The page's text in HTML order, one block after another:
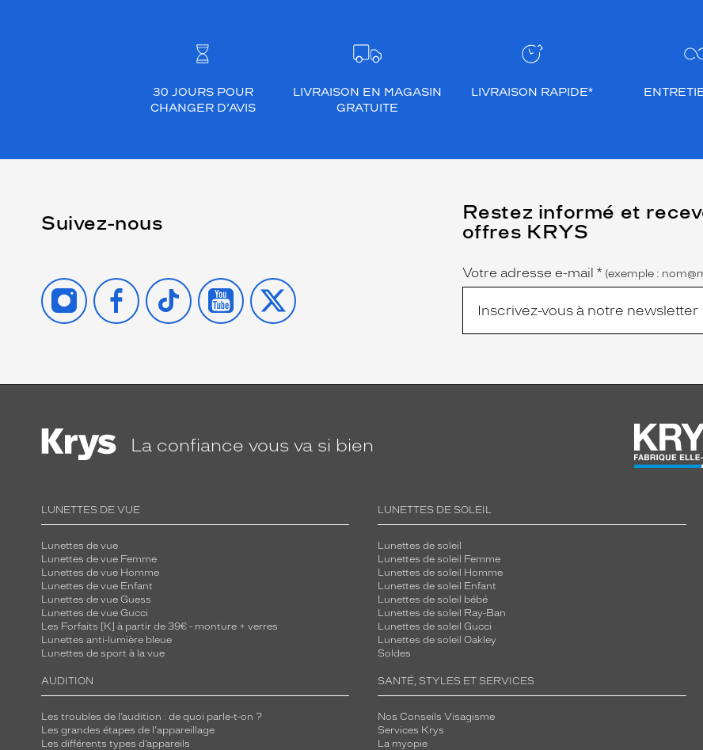
30 JOURS POUR
CHANGER D’AVIS
LIVRAISON EN MAGASIN
GRATUITE
LIVRAISON RAPIDE*
Suivez-nous
INSTAGRAMFACEBOOK
TIKTOK YOUTUBE
X
Restez informé et
offres KRYS
Name
Votre adresse e-mail *
(Ce
champ
est
obligatoire)
(exemple :
La confiance vous va si bien
LUNETTES DE VUE
Lunettes de vue
Lunettes de vue Femme
Lunettes de vue Homme
Lunettes de vue Enfant
Lunettes de vue Guess
Lunettes de vue Gucci
Les Forfaits [K] à partir de 39€ - monture + verres
Lunettes anti-lumière bleue
Lunettes de sport à la vue
LUNETTES DE SOLEIL
Lunettes de soleil
Lunettes de soleil Femme
Lunettes de soleil Homme
Lunettes de soleil Enfant
Lunettes de soleil bébé
Lunettes de soleil Ray-Ban
Lunettes de soleil Gucci
Lunettes de soleil Oakley
Soldes
AUDITION
Les troubles de l’audition : de quoi parle-t-on ?
Les grandes étapes de l'appareillage
Les différents types d’appareils
SANTÉ, STYLES ET SERVICES
Nos Conseils Visagisme
Services Krys
La myopie